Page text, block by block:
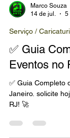
14 de jul.
5
Serviço /
✅ Guia
Eventos no
✅ Guia Completo
RJ! 🚀